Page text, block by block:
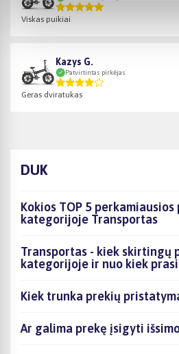
Viskas puikiai
Kazys G.
Patvirtintas pirkėjas
Geras dviratukas
DUK
Kokios TOP 5 perkamiausios
kategorijoje Transportas
Transportas - kiek skirtingų
kategorijoje ir nuo kiek
Kiek trunka prekių
Ar galima prekę įsigyti